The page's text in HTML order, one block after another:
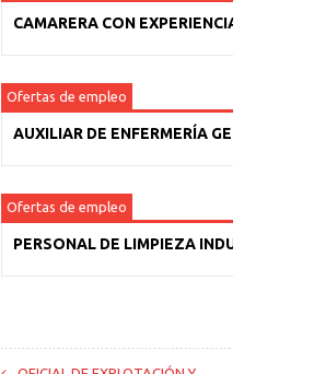
CAMARERA CON EXPERIENCIA
Ofertas de empleo
AUXILIAR DE ENFERMERÍA GERIÁTRICA
Ofertas de empleo
PERSONAL DE LIMPIEZA INDUSTRIAL